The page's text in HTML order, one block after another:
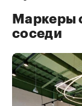
Маркеры
соседи